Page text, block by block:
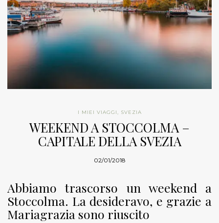
I MIEI VIAGGI, SVEZIA
WEEKEND A STOCCOLMA –
CAPITALE DELLA SVEZIA
02/01/2018
Abbiamo trascorso un weekend a
Stoccolma. La desideravo, e grazie a
Mariagrazia sono riuscito